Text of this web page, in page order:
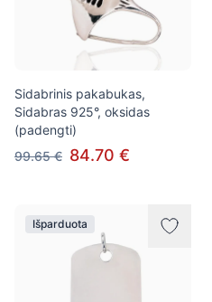
Sidabrinis pakabukas,
Sidabras 925°, oksidas
(padengti)
99.65 € 84.70 €
Išparduota